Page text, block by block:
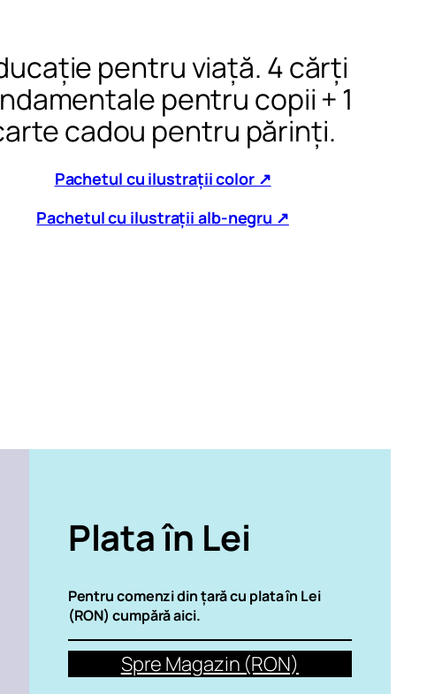
pentru viață. 4 cărți
pentru copii + 1
cadou pentru părinți.
Pachetul cu ilustrații color ↗
Pachetul cu ilustrații alb-negru ↗
Plata în Lei
Pentru comenzi din țară cu plata în Lei
(RON) cumpără aici.
Spre Magazin (RON)